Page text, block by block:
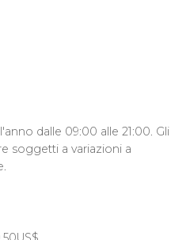
dalle 09:00 alle 21:00. Gli
soggetti a variazioni a